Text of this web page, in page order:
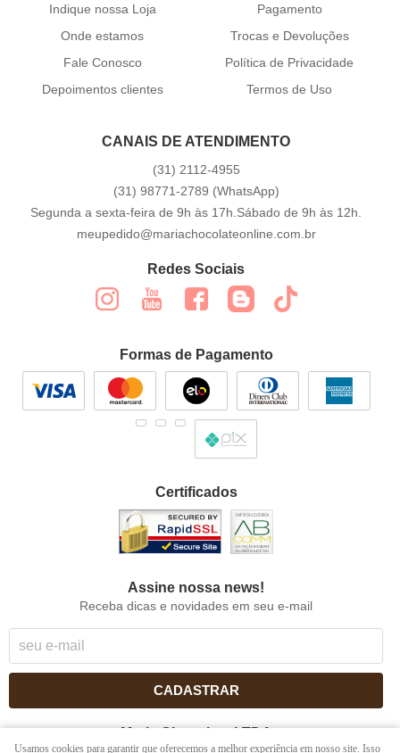
Indique nossa Loja
Onde estamos
Fale Conosco
Depoimentos clientes
Pagamento
Trocas e Devoluções
Política de Privacidade
Termos de Uso
CANAIS DE ATENDIMENTO
(31) 2112-4955
(31) 98771-2789 (WhatsApp)
Segunda a sexta-feira de 9h às 17h.Sábado de 9h às 12h.
meupedido@mariachocolateonline.com.br
Redes Sociais
Formas de Pagamento
Certificados
Assine nossa news!
Receba dicas e novidades em seu e-mail
CADASTRAR
Maria Chocolate LTDA
Usamos cookies para garantir que oferecemos a melhor experiência em nosso site. Isso